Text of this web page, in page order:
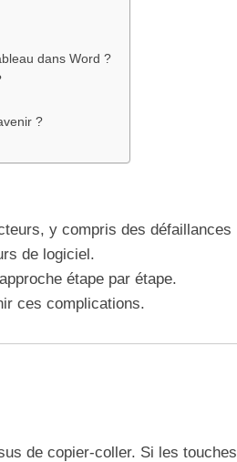
dans Word ?
?
y compris des défaillances
de logiciel.
étape par étape.
ces complications.
de copier-coller. Si les touches